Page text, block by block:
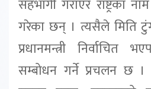
सहभागी गराएर राष्ट्रका
गरेका छन् । त्यसैले मिति
प्रधानमन्त्री निर्वाचित
सम्बोधन गर्ने प्रचलन छ